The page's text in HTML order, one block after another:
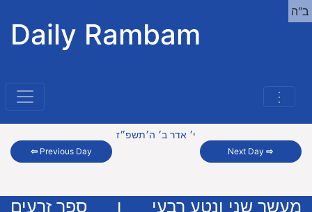
Daily Rambam
⋮
ב"ה
⇦ Previous Day
י׳ אדר ב׳ ה׳תשפ״ז
Next Day⇨
מעשר שני ונטע רבעי ו ספר זרעים